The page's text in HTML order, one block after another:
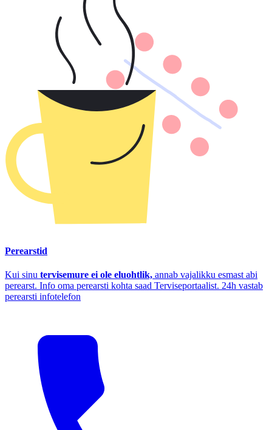
Perearstid
Kui sinu tervisemure ei ole eluohtlik, annab vajalikku esmast abi
perearst. Info oma perearsti kohta saad Terviseportaalist. 24h vastab
perearsti infotelefon